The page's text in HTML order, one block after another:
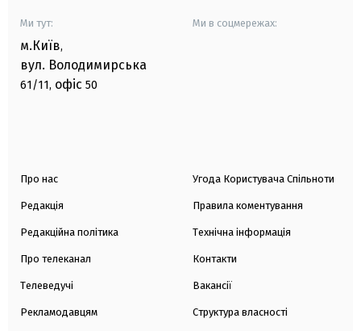
Ми тут:
м.Київ,
вул. Володимирська
61/11, офіс 50
Ми в соцмережах:
Про нас
Редакція
Редакційна політика
Про телеканал
Телеведучі
Рекламодавцям
Угода Користувача Спільноти
Правила коментування
Технічна інформація
Контакти
Вакансії
Структура власності